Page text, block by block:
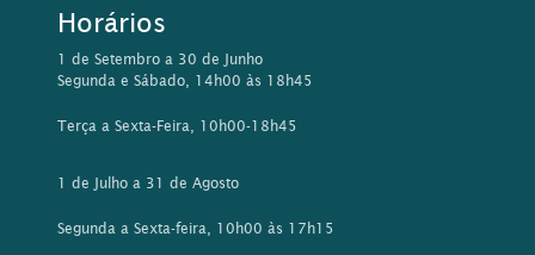
Horários
1 de Setembro a 30 de Junho
Segunda e Sábado, 14h00 às 18h45
Terça a Sexta-Feira, 10h00-18h45
1 de Julho a 31 de Agosto
Segunda a Sexta-feira, 10h00 às 17h15